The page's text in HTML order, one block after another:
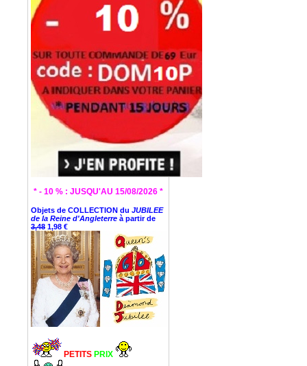
* - 10 % : JUSQU'AU 15/08/2026 *
Objets de COLLECTION du JUBILEE
de la Reine d'Angleterre à partir de
3,48 1,98 €
PETITS PRIX